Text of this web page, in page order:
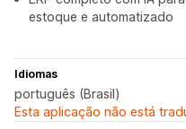
estoque e automatizado
Idiomas
português (Brasil)
Esta aplicação não está